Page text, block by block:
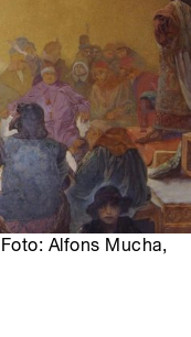
Alfons Mucha,